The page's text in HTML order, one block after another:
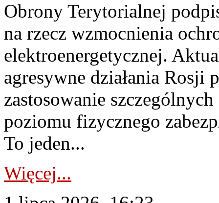
Obrony Terytorialnej
na rzecz wzmocnienia
elektroenergetycznej.
agresywne działania Rosji
zastosowanie
poziomu fizycznego
To jeden...
Więcej...